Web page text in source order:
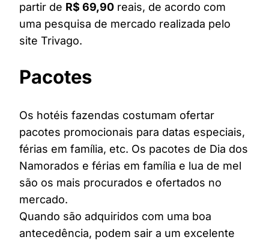
partir de R$ 69,90 reais, de acordo com
uma pesquisa de mercado realizada pelo
site Trivago.
Pacotes
Os hotéis fazendas costumam ofertar
pacotes promocionais para datas especiais,
férias em família, etc. Os pacotes de Dia dos
Namorados e férias em família e lua de mel
são os mais procurados e ofertados no
mercado.
Quando são adquiridos com uma boa
antecedência, podem sair a um excelente